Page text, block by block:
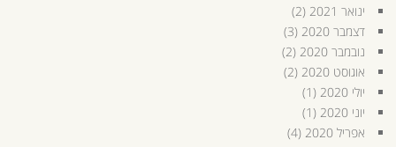
ינואר 2021
(2)
דצמבר 2020
(3)
נובמבר 2020
(2)
אוגוסט 2020
(2)
יולי 2020
(1)
יוני 2020
(1)
אפריל 2020
(4)